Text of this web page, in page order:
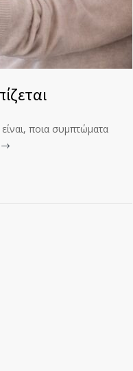
ποια συμπτώματα